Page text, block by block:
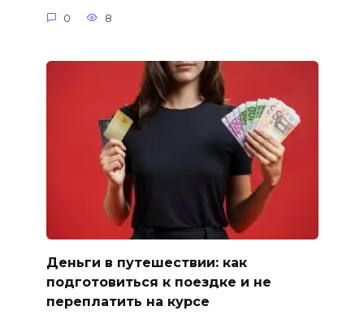
0 8
Деньги в путешествии: как
подготовиться к поездке и не
переплатить на курсе